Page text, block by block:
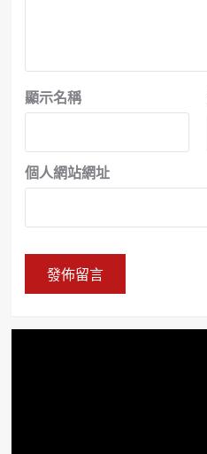
顯示名稱
個人網站網址